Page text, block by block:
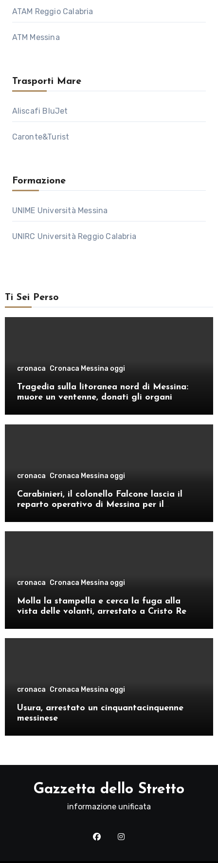
ATAM Reggio Calabria
ATM Messina
Trasporti Mare
Aliscafi BluJet
Caronte&Turist
Formazione
UNIME Università Messina
UNIRC Università Reggio Calabria
Ti Sei Perso
cronaca Cronaca Messina oggi
Tragedia sulla litoranea nord di Messina:
muore un ventenne, donati gli organi
cronaca Cronaca Messina oggi
Carabinieri, il colonello Falcone lascia il
reparto operativo di Messina per il
cronaca Cronaca Messina oggi
Molla la stampella e cerca la fuga alla
vista delle volanti, arrestato a Cristo Re
cronaca Cronaca Messina oggi
Usura, arrestato un cinquantacinquenne
messinese
Gazzetta dello Stretto
informazione unificata